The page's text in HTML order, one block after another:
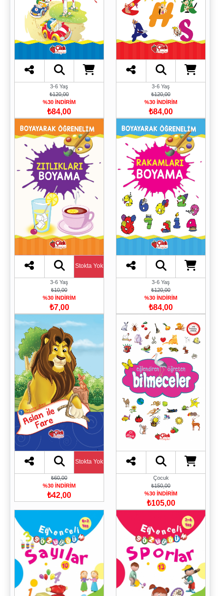
3-6 Yaş
₺120,00
%30 İNDİRİM
₺84,00
3-6 Yaş
₺120,00
%30 İNDİRİM
₺84,00
Stokta Yok
3-6 Yaş
₺10,00
%30 İNDİRİM
₺7,00
3-6 Yaş
₺120,00
%30 İNDİRİM
₺84,00
Stokta Yok
₺60,00
%30 İNDİRİM
₺42,00
Çocuk
₺150,00
%30 İNDİRİM
₺105,00